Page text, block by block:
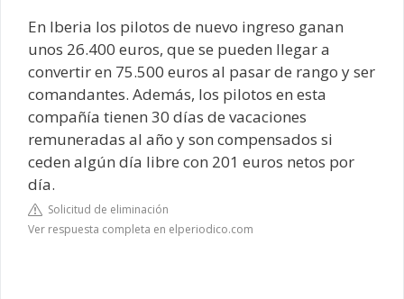
En Iberia los pilotos de nuevo ingreso ganan
unos 26.400 euros, que se pueden llegar a
convertir en 75.500 euros al pasar de rango y ser
comandantes. Además, los pilotos en esta
compañía tienen 30 días de vacaciones
remuneradas al año y son compensados si
ceden algún día libre con 201 euros netos por
día.
Solicitud de eliminación
Ver respuesta completa en elperiodico.com